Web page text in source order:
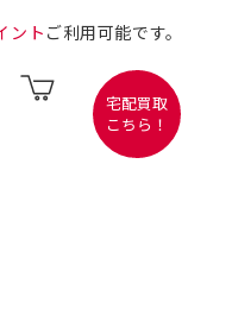
ント ご利用可能です。
宅配買取
こちら！